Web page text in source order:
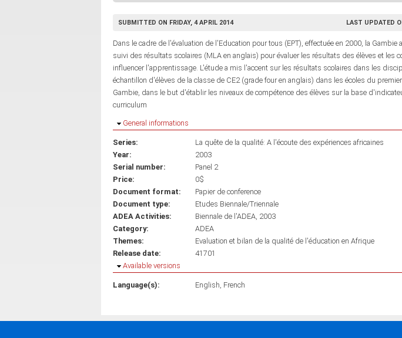
SUBMITTED ON FRIDAY, 4 APRIL 2014 LAST UPDATED
Dans le cadre de l'évaluation de l'Education pour tous (EPT), effectuée en 2000, la Gambie
suivi des résultats scolaires (MLA en anglais) pour évaluer les résultats des élèves et les
influencer l'apprentissage. L'étude a mis l'accent sur les résultats scolaires dans les
échantillon d'élèves de la classe de CE2 (grade four en anglais) dans les écoles du
Gambie, dans le but d'établir les niveaux de compétence des élèves sur la base
curriculum
Hide
General informations
Series:
La quête de la qualité: A l'écoute des expériences africaines
Year:
2003
Serial number:
Panel 2
Price:
0$
Document format:
Papier de conference
Document type:
Etudes Biennale/Triennale
ADEA Activities:
Biennale de l'ADEA, 2003
Category:
ADEA
Themes:
Evaluation et bilan de la qualité de l'éducation en Afrique
Release date:
41701
Hide
Available versions
Language(s): English French